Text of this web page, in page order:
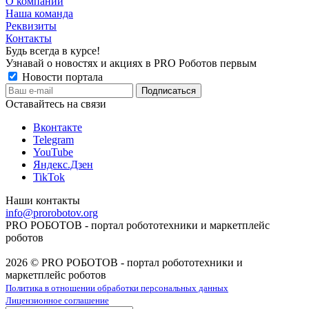
Наша команда
Реквизиты
Контакты
Будь всегда в курсе!
Узнавай о новостях и акциях в PRO Роботов первым
Новости портала
Оставайтесь на связи
Вконтакте
Telegram
YouTube
Яндекс.Дзен
TikTok
Наши контакты
info@prorobotov.org
PRO РОБОТОВ - портал робототехники и маркетплейс
роботов
2026 © PRO РОБОТОВ - портал робототехники и
маркетплейс роботов
Политика в отношении обработки персональных данных
Лицензионное соглашение